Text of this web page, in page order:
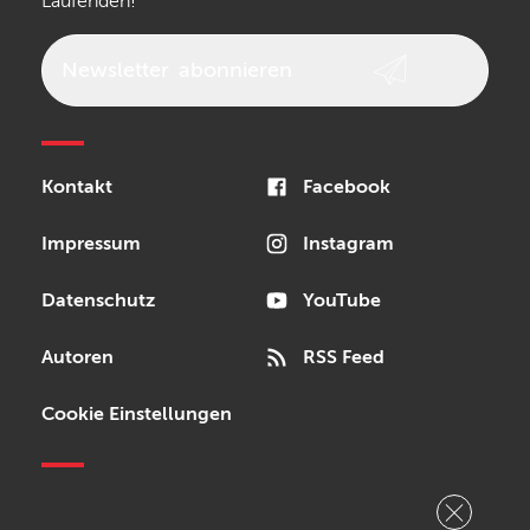
Kontakt
Impressum
Datenschutz
Autoren
Cookie Einstellungen
Facebook
Instagram
YouTube
RSS Feed